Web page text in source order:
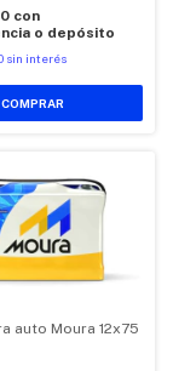
con
o depósito
sin interés
auto Moura 12x75